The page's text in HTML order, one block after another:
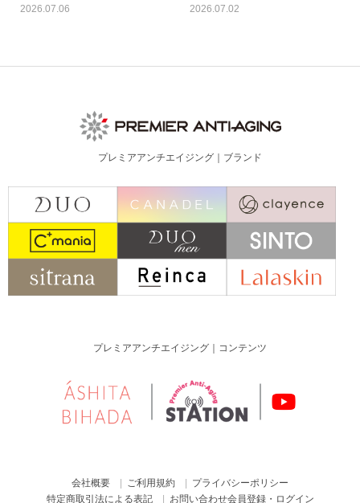
2026.07.06 2026.07.02
プレミアアンチエイジング｜ブランド
プレミアアンチエイジング｜コンテンツ
会社概要 ご利用規約
プライバシーポリシー
特定商取引法による表記
お問い合わせ会員登録・ログイン